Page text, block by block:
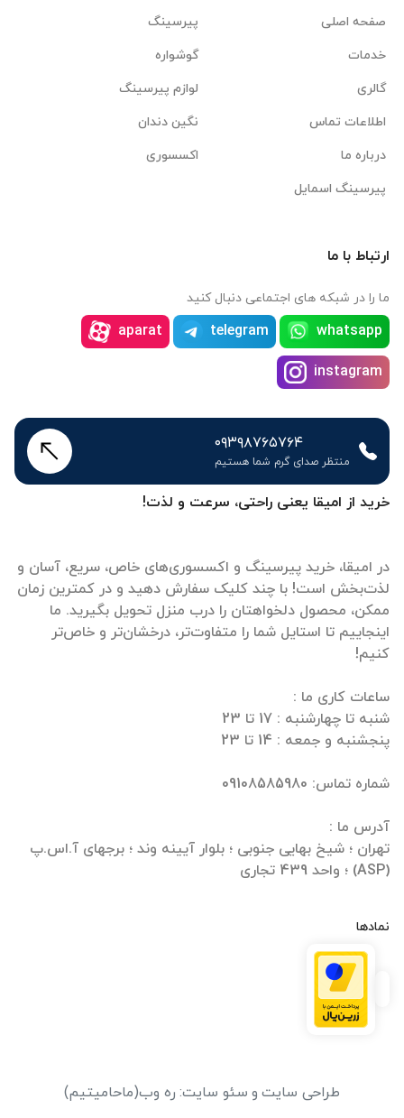
خرید از امیقا یعنی راحتی، سرعت و لذت!
در امیقا، خرید پیرسینگ و اکسسوری‌های خاص، سریع، آسان و
لذت‌بخش است! با چند کلیک سفارش دهید و در کمترین زمان
ممکن، محصول دلخواهتان را درب منزل تحویل بگیرید. ما
اینجاییم تا استایل شما را متفاوت‌تر، درخشان‌تر و خاص‌تر
تهران ؛ شیخ بهایی جنوبی ؛ بلوار آیینه وند ؛ برجهای آ.اس.پ
(ASP) ؛ واحد 439 تجاری
نمادها
صفحه اصلی
خدمات
گالری
اطلاعات تماس
درباره ما
پیرسینگ اسمایل
پیرسینگ
گوشواره
لوازم پیرسینگ
نگین دندان
اکسسوری
ارتباط با ما
ما را در شبکه های اجتماعی دنبال کنید
whatsapp
telegram
aparat
instagram
۰۹۳۹۸۷۶۵۷۶۴
منتظر صدای گرم شما هستیم
طراحی سایت و سئو سایت: ره وب(ماحامیتیم)